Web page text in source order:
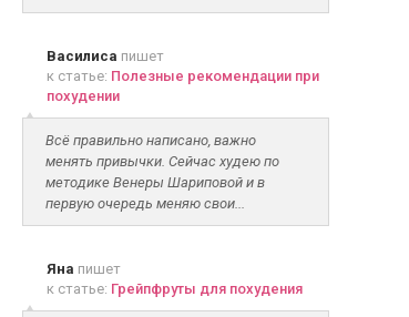
Василиса пишет
к статье: Полезные рекомендации при
похудении
Всё правильно написано, важно
менять привычки. Сейчас худею по
методике Венеры Шариповой и в
первую очередь меняю свои...
Яна пишет
к статье: Грейпфруты для похудения